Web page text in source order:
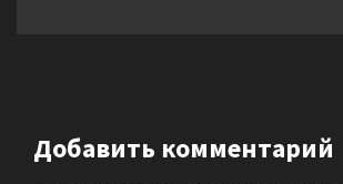
Добавить комментарий